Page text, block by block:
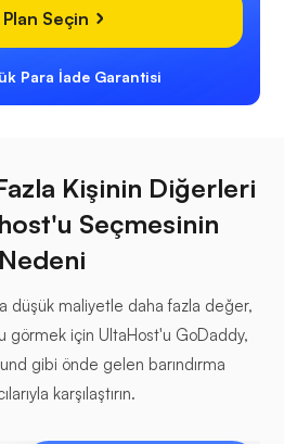
Seçin
Para İade Garantisi
Kişinin Diğerleri
Seçmesinin
Nedeni
düşük maliyetle daha fazla değer,
görmek için UltaHost'u GoDaddy,
gibi önde gelen barındırma
karşılaştırın.